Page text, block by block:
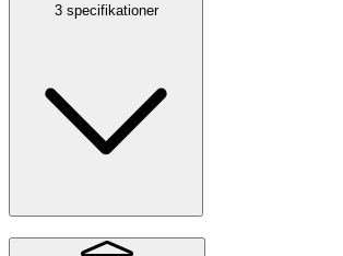
3 specifikationer